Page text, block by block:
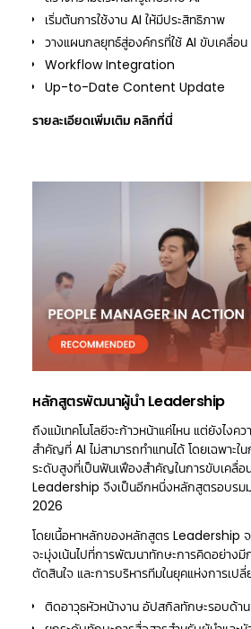
เริ่มต้นการใช้งาน AI ให้มีประสิทธิภาพ
วางแผนกลยุทธ์สู่องค์กรที่ใช้ AI ขับเคลื่อน
Workflow Integration
Up-to-Date Content Update
รายละเอียดเพิ่มเติม คลิกที่นี่
หลักสูตรพัฒนาผู้นำ Leadership
ถึงแม้เทคโนโลยีจะก้าวหน้าแค่ไหน แต่ยังไงค
สำคัญที่ AI ไม่สามารถทำแทนได้ โดยเฉพาะใ
ระดับสูงที่เป็นฟันเฟืองสำคัญในการขับเคลื่
Leadership จึงเป็นอีกหนึ่งหลักสูตรอบรม
2026
โดยเนื้อหาหลักของหลักสูตร Leadership
จะมุ่งเน้นไปที่การพัฒนาทักษะการคิดอย่างมี
ตัดสินใจ และการบริหารทีมในยุคแห่งการเป
ติดอาวุธหัวหน้างาน อัปสกิลทักษะรอบด้าน